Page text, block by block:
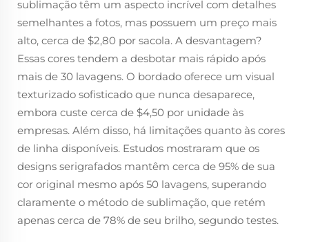
sublimação têm um aspecto incrível com detalhes
semelhantes a fotos, mas possuem um preço mais
alto, cerca de $2,80 por sacola. A desvantagem?
Essas cores tendem a desbotar mais rápido após
mais de 30 lavagens. O bordado oferece um visual
texturizado sofisticado que nunca desaparece,
embora custe cerca de $4,50 por unidade às
empresas. Além disso, há limitações quanto às cores
de linha disponíveis. Estudos mostraram que os
designs serigrafados mantêm cerca de 95% de sua
cor original mesmo após 50 lavagens, superando
claramente o método de sublimação, que retém
apenas cerca de 78% de seu brilho, segundo testes.